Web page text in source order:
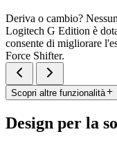
Deriva o cambio?
Logitech G Edition è
consente di migliorare
Force Shifter.
Scopri altre funzionalità
Design per la